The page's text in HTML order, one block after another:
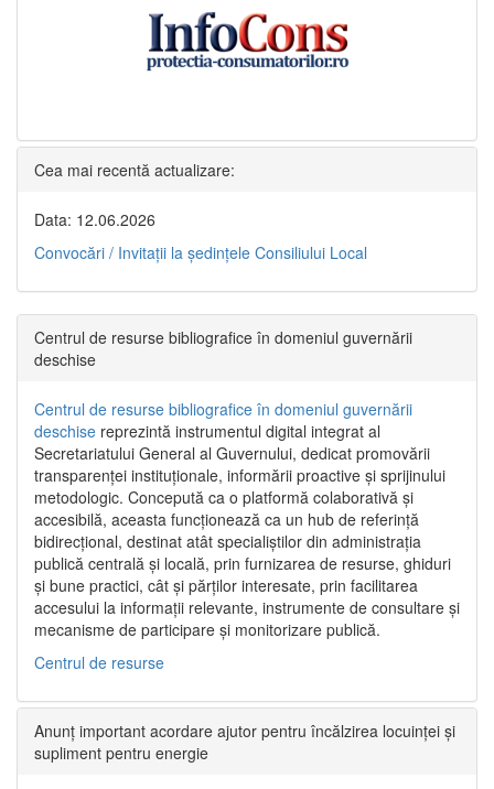
Cea mai recentă actualizare:
Data: 12.06.2026
Convocări / Invitaţii la şedinţele Consiliului Local
Centrul de resurse bibliografice în domeniul guvernării
deschise
Centrul de resurse bibliografice în domeniul guvernării
deschise reprezintă instrumentul digital integrat al
Secretariatului General al Guvernului, dedicat promovării
transparenței instituționale, informării proactive și sprijinului
metodologic. Concepută ca o platformă colaborativă și
accesibilă, aceasta funcționează ca un hub de referință
bidirecțional, destinat atât specialiștilor din administrația
publică centrală și locală, prin furnizarea de resurse, ghiduri
și bune practici, cât și părților interesate, prin facilitarea
accesului la informații relevante, instrumente de consultare și
mecanisme de participare și monitorizare publică.
Centrul de resurse
Anunț important acordare ajutor pentru încălzirea locuinței și
supliment pentru energie